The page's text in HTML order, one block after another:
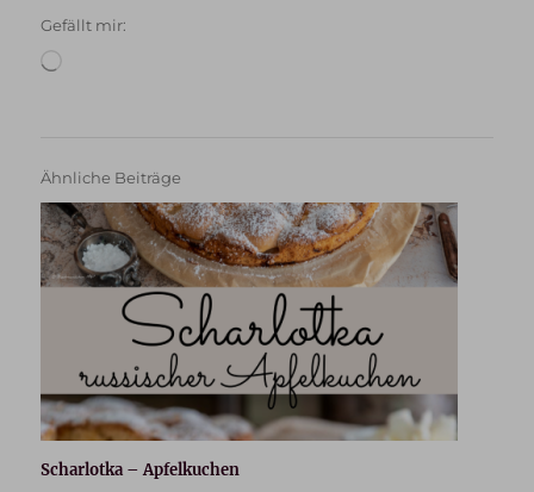
Gefällt mir:
Ähnliche Beiträge
Scharlotka – Apfelkuchen